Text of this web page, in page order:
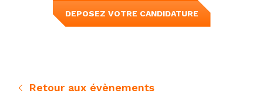
DEPOSEZ VOTRE CANDIDATURE
Retour aux évènements